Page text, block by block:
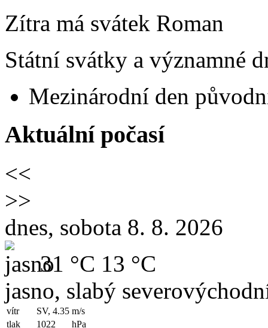
Zítra má svátek Roman
Státní svátky a významné
Mezinárodní den
Aktuální počasí
<<
>>
dnes, sobota 8. 8. 2026
31 °C 13 °C
jasno, slabý
vítr SV, 4.35 m/s
tlak
1022
hPa